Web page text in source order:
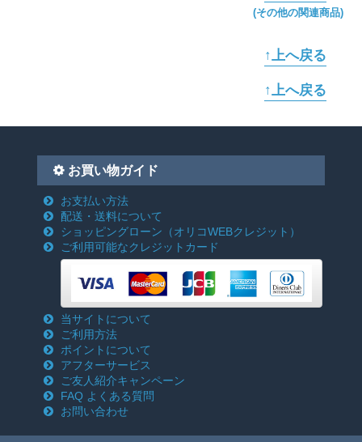
(その他の関連商品)
↑上へ戻る
↑上へ戻る
お買い物ガイド
お支払い方法
配送・送料について
ショッピングローン （オリコWEBクレジット）
ご利用可能なクレジットカード
当サイトについて
ご利用方法
ポイントについて
アフターサービス
ご友人紹介キャンペーン
FAQ よくある質問
お問い合わせ